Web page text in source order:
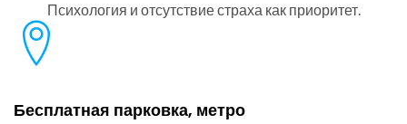
Психология и отсутствие страха как приоритет.
Бесплатная парковка, метро